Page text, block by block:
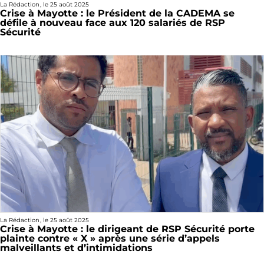
La Rédaction, le 25 août 2025
Crise à Mayotte : le Président de la CADEMA se
défile à nouveau face aux 120 salariés de RSP
Sécurité
La Rédaction, le 25 août 2025
Crise à Mayotte : le dirigeant de RSP Sécurité porte
plainte contre « X » après une série d’appels
malveillants et d’intimidations